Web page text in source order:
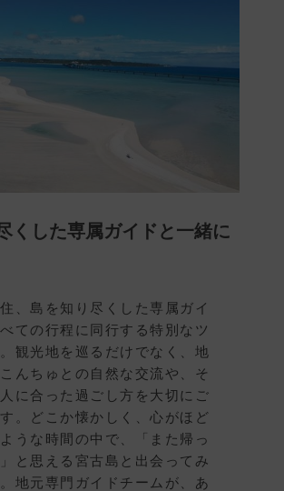
くした専属ガイドと一緒に
、島を知り尽くした専属ガイ
べての行程に同行する特別なツ
観光地を巡るだけでなく、地
んちゅとの自然な交流や、そ
に合った過ごし方を大切にご
。どこか懐かしく、心がほど
うな時間の中で、「また帰っ
と思える宮古島と出会ってみ
地元専門ガイドチームが、あ